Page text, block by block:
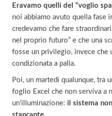
Eravamo quelli del “voglio
noi abbiamo avuto quella fase
credevamo che fare
nel proprio futuro” e che una
fosse un privilegio, invece che
condizionata a palla.
Poi, un martedì qualunque, tra
foglio Excel che non serviva a
un’illuminazione: il sistema